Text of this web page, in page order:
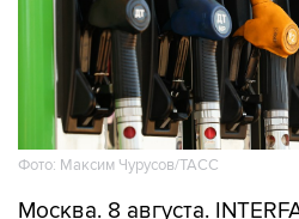
Фото: Максим Чурусов/ТАСС
Москва. 8 августа.